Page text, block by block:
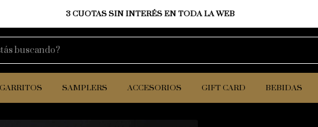
ENVÍO GRATIS A TODO EL PAÍS EN COMPRAS SUPERIORES A $ 200.000
SAMPLERS ACCESORIOS GIFT CARD BEBIDAS